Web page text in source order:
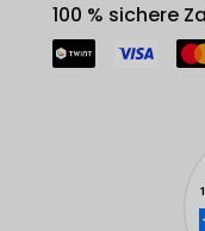
100 % sichere